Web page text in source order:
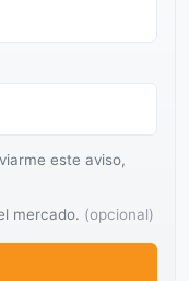
este aviso,
mercado. (opcional)